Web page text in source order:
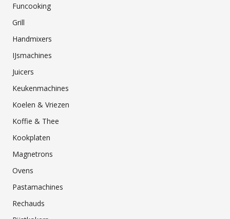
Funcooking
Grill
Handmixers
IJsmachines
Juicers
Keukenmachines
Koelen & Vriezen
Koffie & Thee
Kookplaten
Magnetrons
Ovens
Pastamachines
Rechauds